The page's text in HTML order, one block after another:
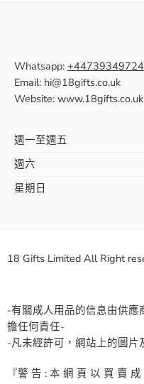
Whatsapp:
Email: hi@18gifts.co.uk
Website: www.18gifts.co.uk
週一至週五
週六
星期日
18 Gifts Limited All Right
-有關成人用品的信息由供應
擔任何責任-
-凡未經許可，網站上的圖
『警 告 : 本 網 頁 以 買 賣